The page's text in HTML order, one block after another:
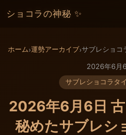
ショコラの神秘 ✨
ホーム›運勢アーカイブ›サブレショコ
2026年6月
サブレショコラタ
2026年6月6日
秘めたサブレシ